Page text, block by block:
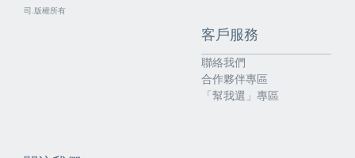
司.版權所有
客戶服務
聯絡我們
合作夥伴專區
「幫我選」專區